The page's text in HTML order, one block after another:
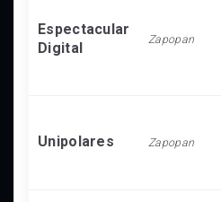
Espectacular
Digital
Zapopan
Unipolares Zapopan